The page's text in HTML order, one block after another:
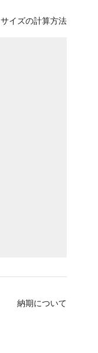
サイズの計算方法
納期について